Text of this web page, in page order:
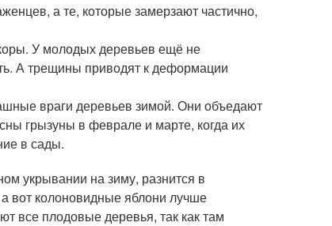
а те, которые замерзают частично,
У молодых деревьев ещё не
А трещины приводят к деформации
враги деревьев зимой. Они объедают
грызуны в феврале и марте, когда их
в сады.
укрывании на зиму, разнится в
вот колоновидные яблони лучше
все плодовые деревья, так как там